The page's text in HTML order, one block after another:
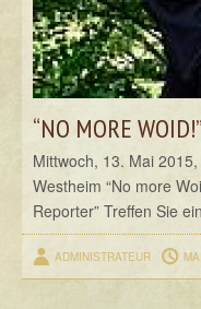
“NO MORE WOID!”
Mittwoch, 13. Mai
Westheim “No more
Reporter” Treffen Sie
ADMINISTRATEUR